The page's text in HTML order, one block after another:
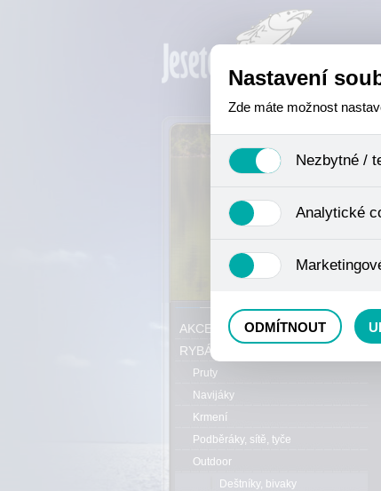
AKCE, SLEVY, VÝPRODEJ
RYBÁŘSKÝ SORTIMENT
Pruty
Navijáky
Krmení
Podběráky, sítě, tyče
Outdoor
Deštníky, bivaky
Nastavení
Zde máte možnost
Nezbytné /
se mimo jiné k ukládání
není zapotřebí Váš
Analytické
nejedná o osobní údaje,
odkazy, prohlížené zboží
ODMÍTNOUT